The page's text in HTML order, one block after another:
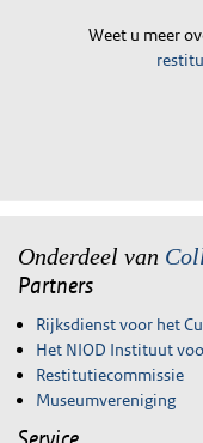
Weet u meer
Onderdeel van
Partners
Rijksdienst voor het
Het NIOD Instituut
Restitutiecommissie
Museumvereniging